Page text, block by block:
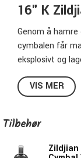
16" K
Genom å
cymbalen får
eksplosivt og
Vil du utvide
så er en Cluster
eksempel en
når du soper til
Hvert
VIS MER
Tilbehør
Zildjian